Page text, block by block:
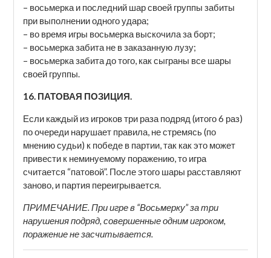
– восьмерка и последний шар своей группы забиты
при выполнении одного удара;
– во время игры восьмерка выскочила за борт;
– восьмерка забита не в заказанную лузу;
– восьмерка забита до того, как сыграны все шары
своей группы.
16. ПАТОВАЯ ПОЗИЦИЯ.
Если каждый из игроков три раза подряд (итого 6 раз)
по очереди нарушает правила, не стремясь (по
мнению судьи) к победе в партии, так как это может
привести к неминуемому поражению, то игра
считается “патовой”. После этого шары расставляют
заново, и партия переигрывается.
ПРИМЕЧАНИЕ. При игре в “Восьмерку” за три
нарушения подряд, совершенные одним игроком,
поражение не засчитывается.